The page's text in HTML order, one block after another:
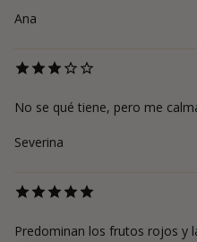
Ana
No se qué tiene, pero me
Severina
Predominan los frutos rojos y